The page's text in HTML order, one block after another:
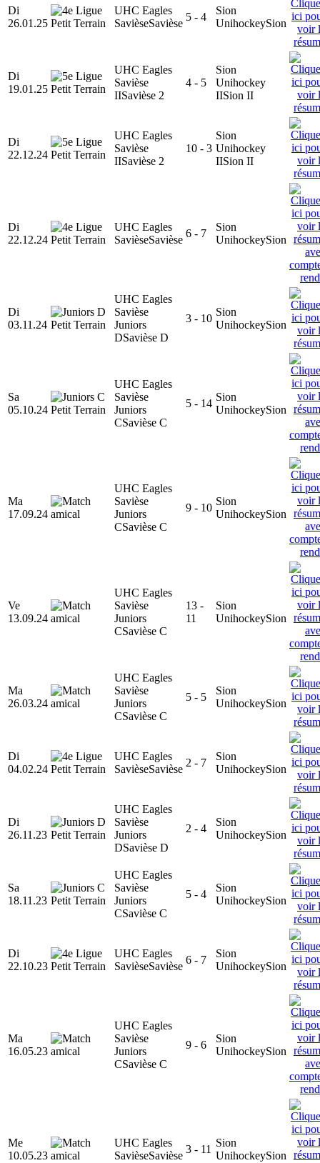
Di
26.01.25
UHC Eagles
SavièseSavièse
5 - 4
Sion
UnihockeySion
Di
19.01.25
UHC Eagles
Savièse
IISavièse 2
4 - 5
Sion
Unihockey
IISion II
Di
22.12.24
UHC Eagles
Savièse
IISavièse 2
10 - 3
Sion
Unihockey
IISion II
Di
22.12.24
UHC Eagles
SavièseSavièse
6 - 7
Sion
UnihockeySion
Di
03.11.24
UHC Eagles
Savièse
Juniors
DSavièse D
3 - 10
Sion
UnihockeySion
Sa
05.10.24
UHC Eagles
Savièse
Juniors
CSavièse C
5 - 14
Sion
UnihockeySion
Ma
17.09.24
UHC Eagles
Savièse
Juniors
CSavièse C
9 - 10
Sion
UnihockeySion
Ve
13.09.24
UHC Eagles
Savièse
Juniors
CSavièse C
13 -
11
Sion
UnihockeySion
Ma
26.03.24
UHC Eagles
Savièse
Juniors
CSavièse C
5 - 5
Sion
UnihockeySion
Di
04.02.24
UHC Eagles
SavièseSavièse
2 - 7
Sion
UnihockeySion
Di
26.11.23
UHC Eagles
Savièse
Juniors
DSavièse D
2 - 4
Sion
UnihockeySion
Sa
18.11.23
UHC Eagles
Savièse
Juniors
CSavièse C
5 - 4
Sion
UnihockeySion
Di
22.10.23
UHC Eagles
SavièseSavièse
6 - 7
Sion
UnihockeySion
Ma
16.05.23
UHC Eagles
Savièse
Juniors
CSavièse C
9 - 6
Sion
UnihockeySion
Me
10.05.23
UHC Eagles
SavièseSavièse
3 - 11
Sion
UnihockeySion